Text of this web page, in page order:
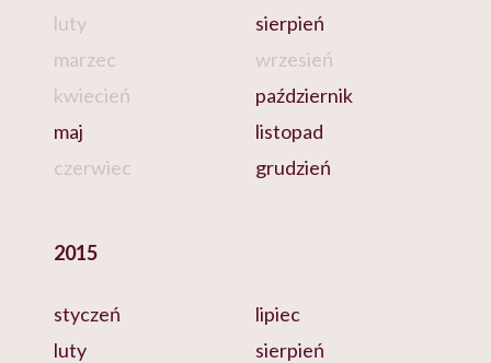
luty
marzec
kwiecień
maj
czerwiec
sierpień
wrzesień
październik
listopad
grudzień
2015
styczeń
luty
lipiec
sierpień